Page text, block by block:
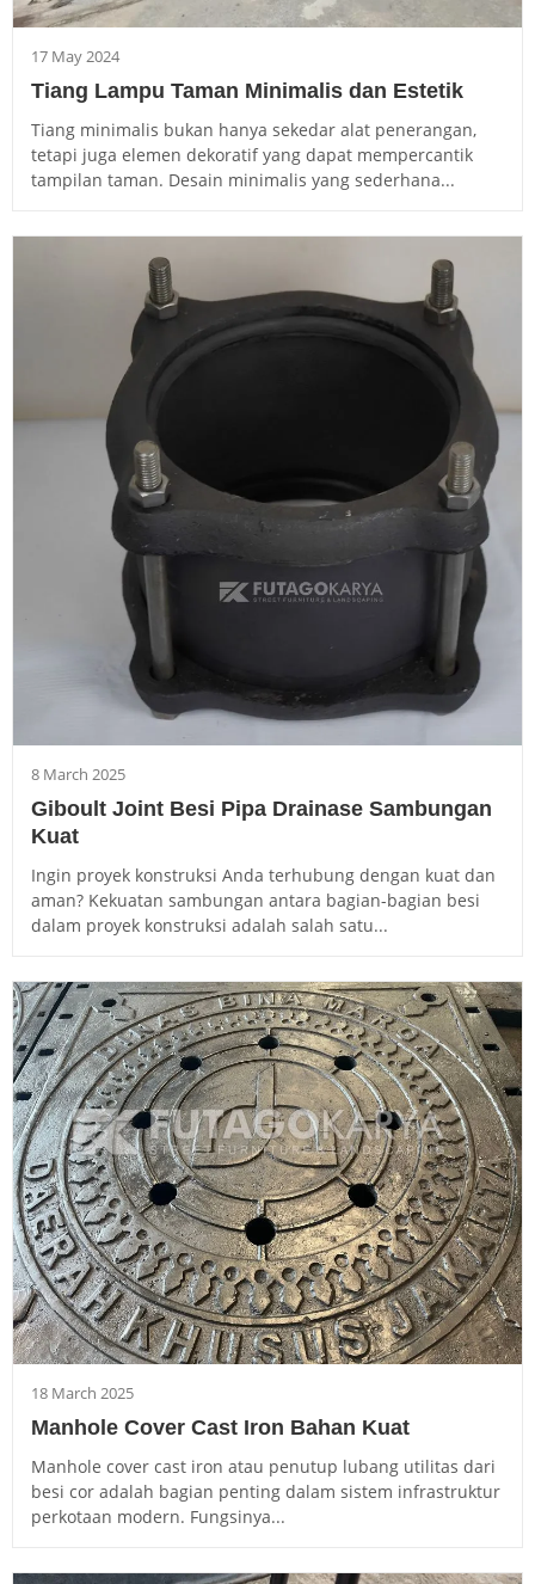
17 May 2024
Tiang Lampu Taman Minimalis dan Estetik
Tiang minimalis bukan hanya sekedar alat penerangan,
tetapi juga elemen dekoratif yang dapat mempercantik
tampilan taman. Desain minimalis yang sederhana...
8 March 2025
Giboult Joint Besi Pipa Drainase Sambungan
Kuat
Ingin proyek konstruksi Anda terhubung dengan kuat dan
aman? Kekuatan sambungan antara bagian-bagian besi
dalam proyek konstruksi adalah salah satu...
18 March 2025
Manhole Cover Cast Iron Bahan Kuat
Manhole cover cast iron atau penutup lubang utilitas dari
besi cor adalah bagian penting dalam sistem infrastruktur
perkotaan modern. Fungsinya...